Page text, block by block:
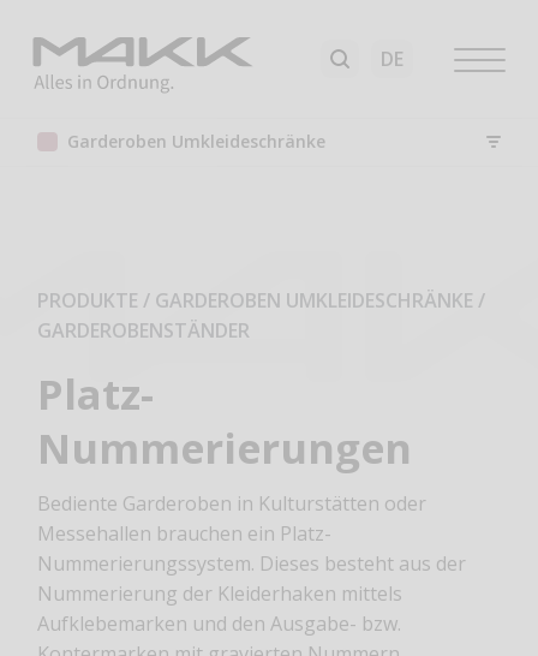
Garderoben Umkleideschränke
PRODUKTE / GARDEROBEN UMKLEIDESCHRÄNKE /
GARDEROBENSTÄNDER
Platz-
Nummerierungen
Bediente Garderoben in Kulturstätten oder
Messehallen brauchen ein Platz-
Nummerierungssystem. Dieses besteht aus der
Nummerierung der Kleiderhaken mittels
Aufklebemarken und den Ausgabe- bzw.